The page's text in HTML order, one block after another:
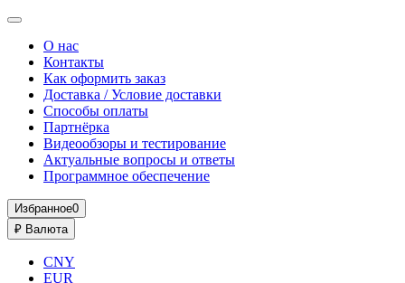
О нас
Контакты
Как оформить заказ
Доставка / Условие доставки
Способы оплаты
Партнёрка
Видеообзоры и тестирование
Актуальные вопросы и ответы
Программное обеспечение
Избранное0
₽ Валюта
CNY
EUR